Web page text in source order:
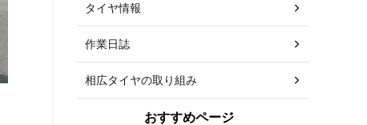
タイヤ情報
作業日誌
相広タイヤの取り組み
おすすめページ